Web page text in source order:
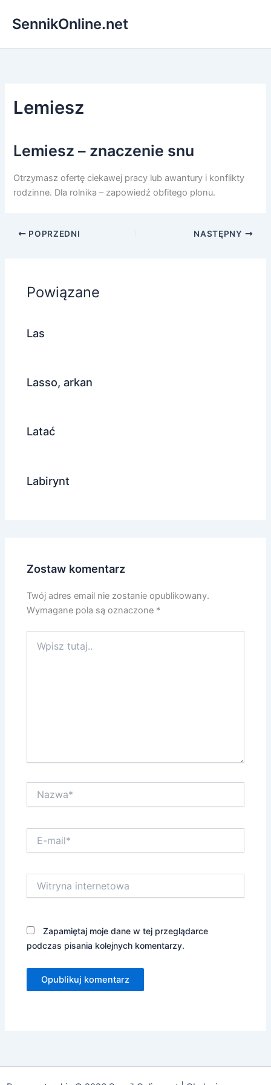
SennikOnline.net
Lemiesz
Lemiesz – znaczenie snu
Otrzymasz ofertę ciekawej pracy lub awantury i konflikty
rodzinne. Dla rolnika – zapowiedź obfitego plonu.
POPRZEDNI NASTĘPNY
Powiązane
Las
Lasso, arkan
Latać
Labirynt
Zostaw komentarz
Twój adres email nie zostanie opublikowany.
Wymagane pola są oznaczone *
tutaj..
mail*
internetowa
Zapamiętaj moje dane w tej przeglądarce
podczas pisania kolejnych komentarzy.